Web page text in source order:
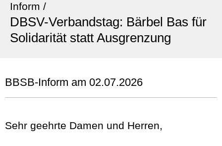
Inform /
DBSV-Verbandstag: Bärbel Bas für
Solidarität statt Ausgrenzung
BBSB-Inform am 02.07.2026
Sehr geehrte Damen und Herren,